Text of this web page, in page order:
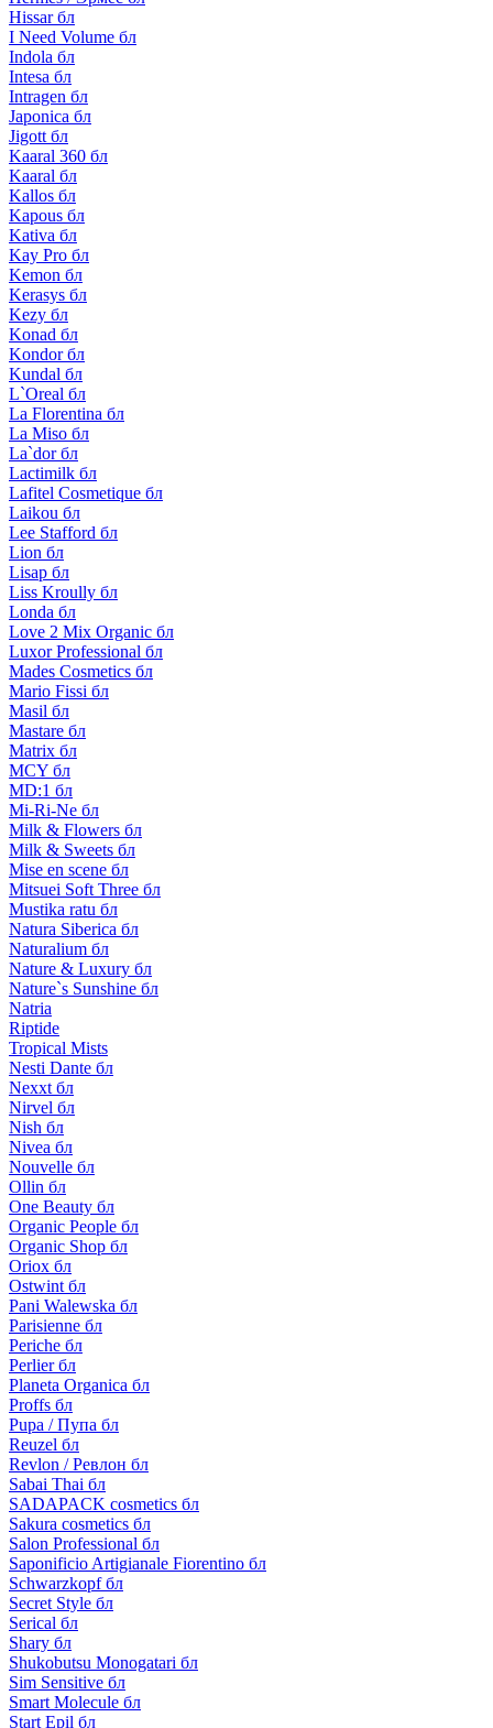
Hissar бл
I Need Volume бл
Indola бл
Intesa бл
Intragen бл
Japonica бл
Jigott бл
Kaaral 360 бл
Kaaral бл
Kallos бл
Kapous бл
Kativa бл
Kay Pro бл
Kemon бл
Kerasys бл
Kezy бл
Konad бл
Kondor бл
Kundal бл
L`Oreal бл
La Florentina бл
La Miso бл
La`dor бл
Lactimilk бл
Lafitel Cosmetique бл
Laikou бл
Lee Stafford бл
Lion бл
Lisap бл
Liss Kroully бл
Londa бл
Love 2 Mix Organic бл
Luxor Professional бл
Mades Cosmetics бл
Mario Fissi бл
Masil бл
Mastare бл
Matrix бл
MCY бл
MD:1 бл
Mi-Ri-Ne бл
Milk & Flowers бл
Milk & Sweets бл
Mise en scene бл
Mitsuei Soft Three бл
Mustika ratu бл
Natura Siberica бл
Naturalium бл
Nature & Luxury бл
Nature`s Sunshine бл
Natria
Riptide
Tropical Mists
Nesti Dante бл
Nexxt бл
Nirvel бл
Nish бл
Nivea бл
Nouvelle бл
Ollin бл
One Beauty бл
Organic People бл
Organic Shop бл
Oriox бл
Ostwint бл
Pani Walewska бл
Parisienne бл
Periche бл
Perlier бл
Planeta Organica бл
Proffs бл
Pupa / Пупа бл
Reuzel бл
Revlon / Ревлон бл
Sabai Thai бл
SADAPACK cosmetics бл
Sakura cosmetics бл
Salon Professional бл
Saponificio Artigianale Fiorentino бл
Schwarzkopf бл
Secret Style бл
Serical бл
Shary бл
Shukobutsu Monogatari бл
Sim Sensitive бл
Smart Molecule бл
Start Epil бл